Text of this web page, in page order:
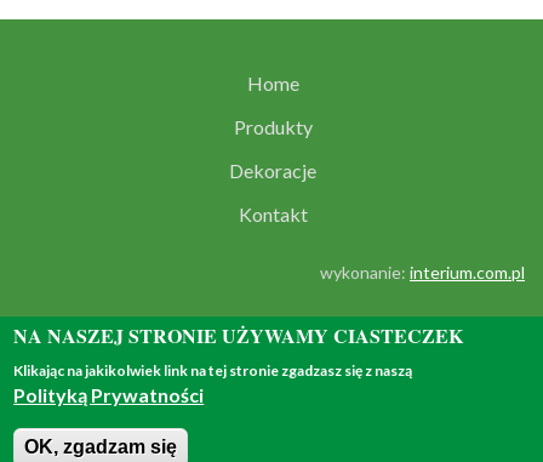
Home
Produkty
Dekoracje
Kontakt
wykonanie: interium.com.pl
© 2018 - all rights reserved
NA NASZEJ STRONIE UŻYWAMY CIASTECZEK
Klikając na jakikolwiek link na tej stronie zgadzasz się z naszą
Polityką Prywatności
OK, zgadzam się